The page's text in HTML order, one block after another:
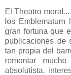
El Theatro
los
gran fortuna que
publicaciones de
tan propia del
remontar
absolutista,